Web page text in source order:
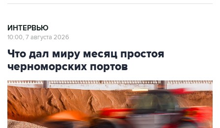
ИНТЕРВЬЮ
10:00, 7 августа 2026
Что дал миру месяц простоя
черноморских портов